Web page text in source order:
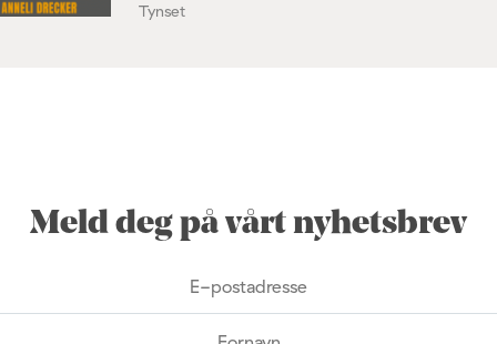
Tynset
Meld deg på vårt nyhetsbrev